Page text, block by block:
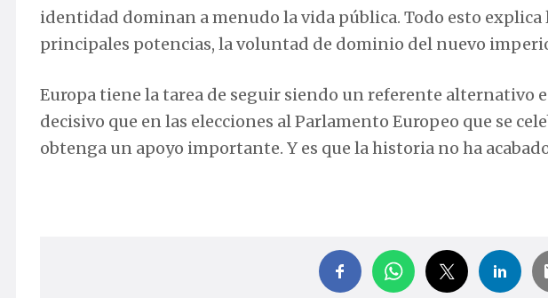
identidad dominan a menudo la vida pública. Todo esto explica
principales potencias, la voluntad de dominio del nuevo
Europa tiene la tarea de seguir siendo un referente alternativo
decisivo que en las elecciones al Parlamento Europeo que se
obtenga un apoyo importante. Y es que la historia no ha